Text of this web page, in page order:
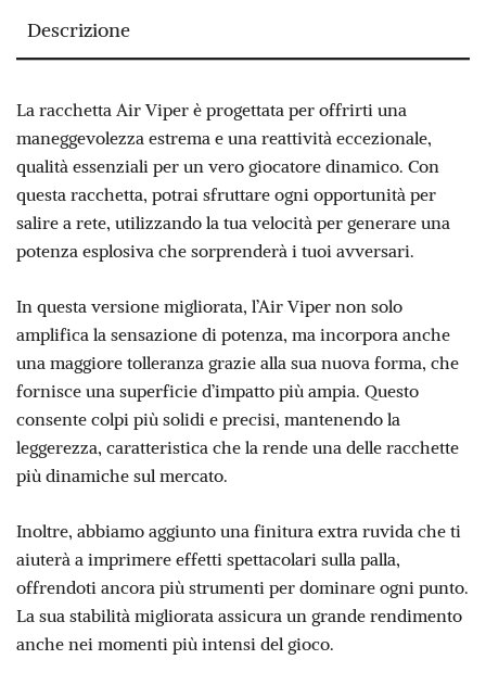
Descrizione
La racchetta Air Viper è progettata per offrirti una
maneggevolezza estrema e una reattività eccezionale,
qualità essenziali per un vero giocatore dinamico. Con
questa racchetta, potrai sfruttare ogni opportunità per
salire a rete, utilizzando la tua velocità per generare una
potenza esplosiva che sorprenderà i tuoi avversari.
In questa versione migliorata, l’Air Viper non solo
amplifica la sensazione di potenza, ma incorpora anche
una maggiore tolleranza grazie alla sua nuova forma, che
fornisce una superficie d’impatto più ampia. Questo
consente colpi più solidi e precisi, mantenendo la
leggerezza, caratteristica che la rende una delle racchette
più dinamiche sul mercato.
Inoltre, abbiamo aggiunto una finitura extra ruvida che ti
aiuterà a imprimere effetti spettacolari sulla palla,
offrendoti ancora più strumenti per dominare ogni punto.
La sua stabilità migliorata assicura un grande rendimento
anche nei momenti più intensi del gioco.